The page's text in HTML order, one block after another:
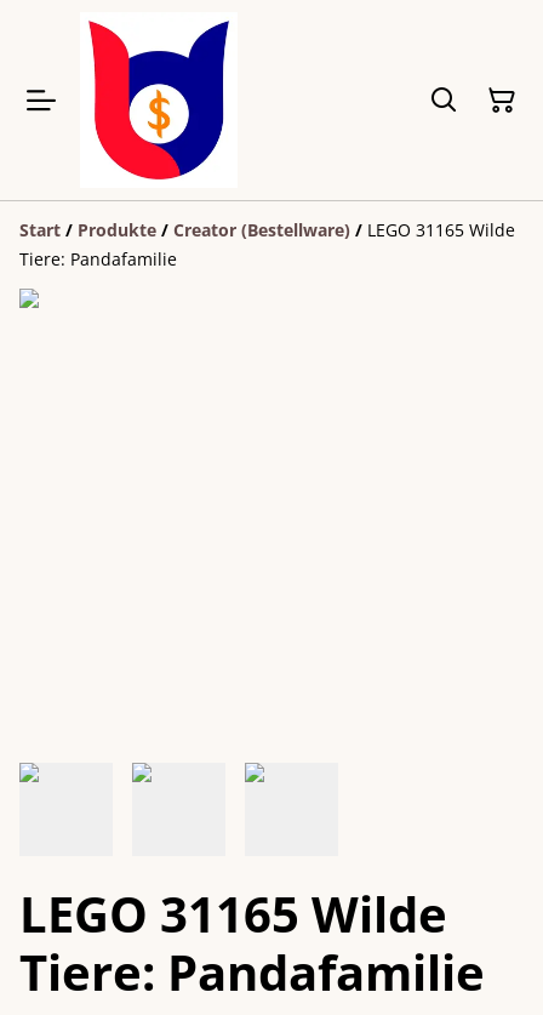
Start / Produkte / Creator (Bestellware) / LEGO 31165 Wilde
Tiere: Pandafamilie
LEGO 31165 Wilde
Tiere: Pandafamilie